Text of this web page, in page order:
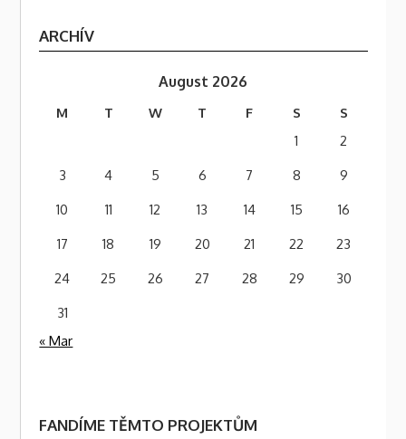
ARCHÍV
August 2026
M T W T F S
S
1
2
3
4 5 6 7 8
9
10
11 12 13 14 15
16
17
18 19 20 21 22
23
24
25 26 27 28 29
30
31
« Mar
FANDÍME TĚMTO PROJEKTŮM